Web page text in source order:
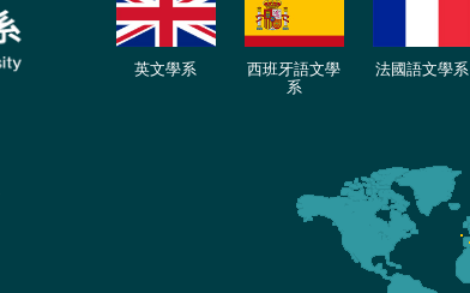
英文學系
西班牙語文學
系
法國語文學系